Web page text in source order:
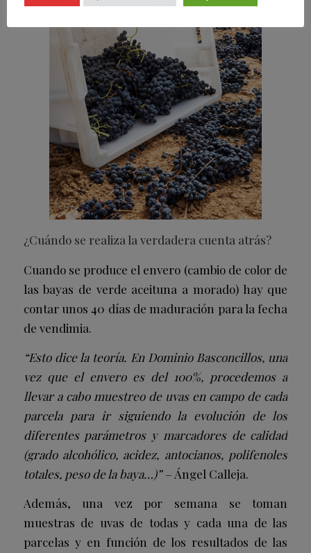
¿Cuándo se realiza la verdadera cuenta atrás?
Cuando se produce el envero (cambio de color de
las bayas de verde aceituna a morado) hay que
contar unos 40 días de maduración para la fecha
de vendimia.
“Esto dice la teoría. En Dominio Basconcillos, una
vez que el envero es del 100%, procedemos a
llevar a cabo muestreo de uvas en campo de cada
parcela para ir siguiendo la evolución de los
diferentes parámetros y marcadores de calidad
(grado alcohólico, acidez, antocianos, polifenoles
totales, peso de la baya…)” – Ángel Calleja.
Además, una vez por semana se toman
muestras de uvas de todas y cada una de las
parcelas y en función de los resultados de las